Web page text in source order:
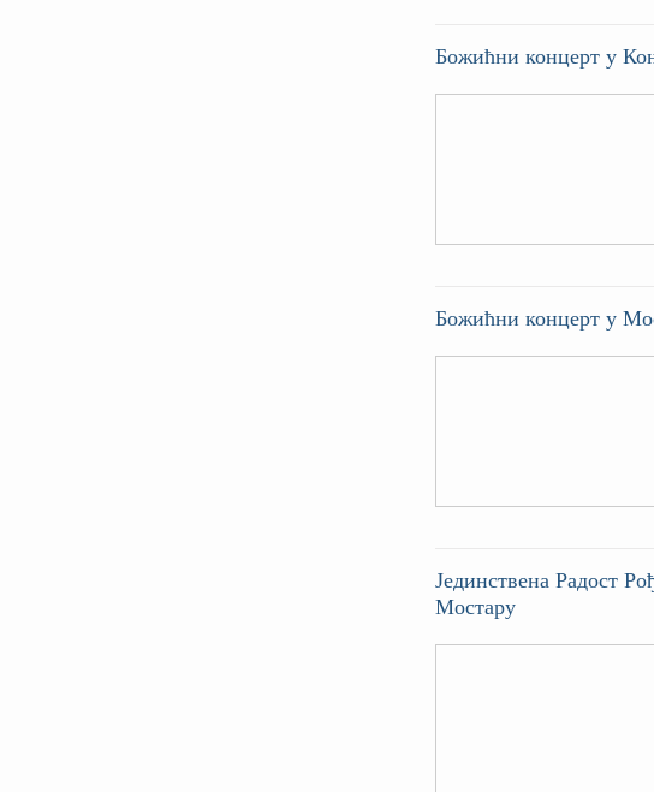
Божићни концерт у
Божићни концерт у
Јединствена Радост
Мостару